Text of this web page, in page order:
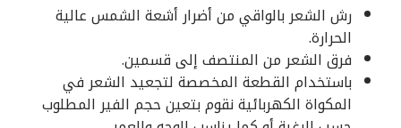
رش الشعر بالواقي من أضرار أشعة الشمس عالية
الحرارة.
فرق الشعر من المنتصف إلى قسمين.
باستخدام القطعة المخصصة لتجعيد الشعر في
المكواة الكهربائية نقوم بتعين حجم الفير المطلوب